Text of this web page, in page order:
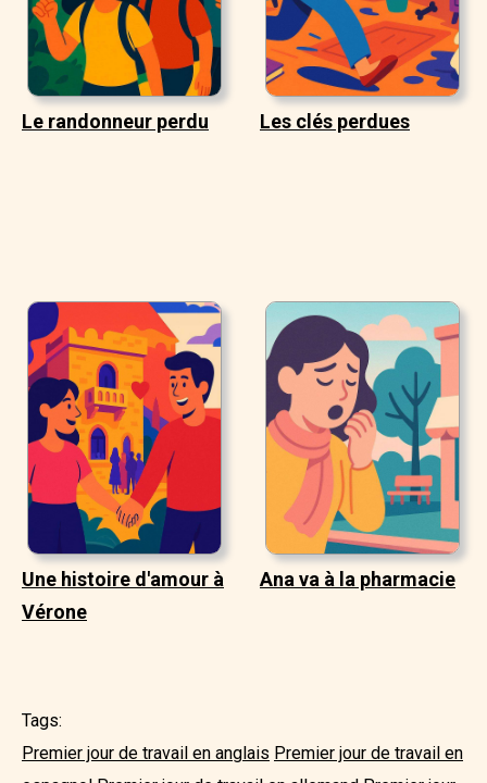
Le randonneur perdu Les clés perdues
Une histoire d'amour à
Vérone
Ana va à la pharmacie
Tags:
Premier jour de travail en anglais Premier jour de travail en